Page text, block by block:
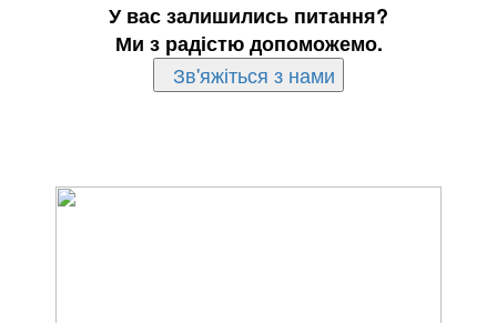
У вас залишились питання?
Ми з радістю допоможемо.
Зв'яжіться з нами